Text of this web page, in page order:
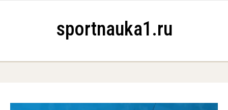
sportnauka1.ru